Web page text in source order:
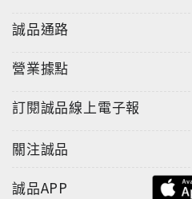
誠品通路
營業據點
訂閱誠品線上電子報
關注誠品
誠品APP